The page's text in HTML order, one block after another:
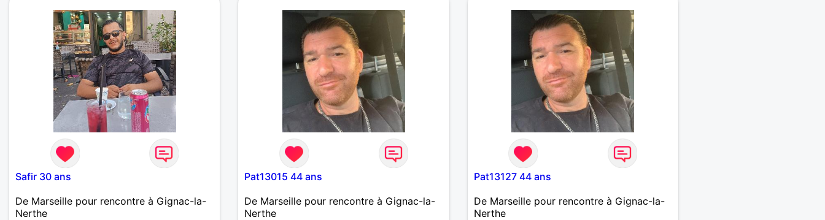
Safir 30 ans
De Marseille pour rencontre à Gignac-la-
Nerthe
Pat13015 44 ans
De Marseille pour rencontre à Gignac-la-
Nerthe
Pat13127 44 ans
De Marseille pour rencontre à Gignac-la-
Nerthe